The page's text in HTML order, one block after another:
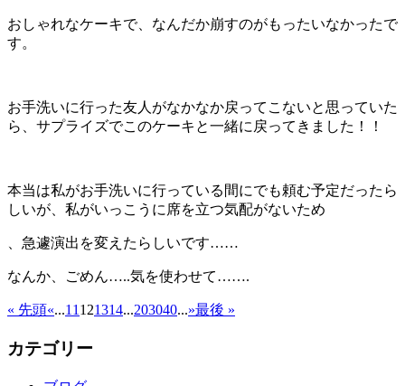
おしゃれなケーキで、なんだか崩すのがもったいなかったで
す。
お手洗いに行った友人がなかなか戻ってこないと思っていた
ら、サプライズでこのケーキと一緒に戻ってきました！！
本当は私がお手洗いに行っている間にでも頼む予定だったら
しいが、私がいっこうに席を立つ気配がないため
、急遽演出を変えたらしいです……
なんか、ごめん…..気を使わせて…….
« 先頭«...11121314...203040...»最後 »
カテゴリー